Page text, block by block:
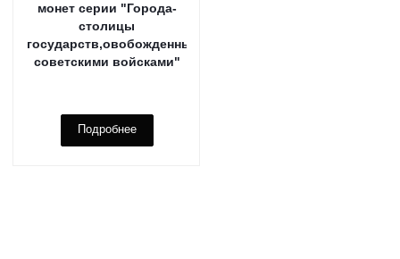
монет серии "Города-
столицы
государств,овобожденные
советскими войсками"
Подробнее